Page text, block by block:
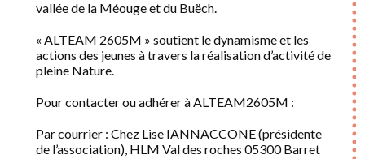
vallée de la Méouge et du Buëch.
« ALTEAM 2605M » soutient le dynamisme et les
actions des jeunes à travers la réalisation d’activité de
pleine Nature.
Pour contacter ou adhérer à ALTEAM2605M :
Par courrier : Chez Lise IANNACCONE (présidente
de l’association), HLM Val des roches 05300 Barret